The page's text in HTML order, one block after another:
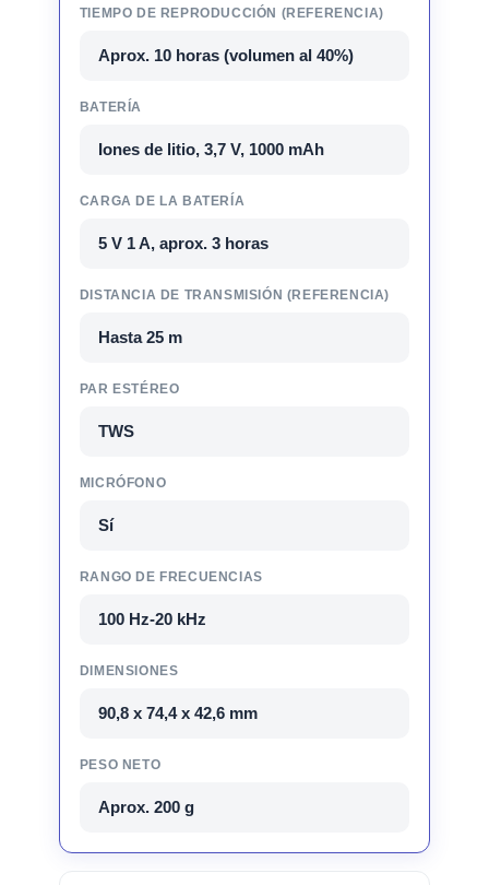
TIEMPO DE REPRODUCCIÓN (REFERENCIA)
Aprox. 10 horas (volumen al 40%)
BATERÍA
Iones de litio, 3,7 V, 1000 mAh
CARGA DE LA BATERÍA
5 V 1 A, aprox. 3 horas
DISTANCIA DE TRANSMISIÓN (REFERENCIA)
Hasta 25 m
PAR ESTÉREO
TWS
MICRÓFONO
Sí
RANGO DE FRECUENCIAS
100 Hz-20 kHz
DIMENSIONES
90,8 x 74,4 x 42,6 mm
PESO NETO
Aprox. 200 g